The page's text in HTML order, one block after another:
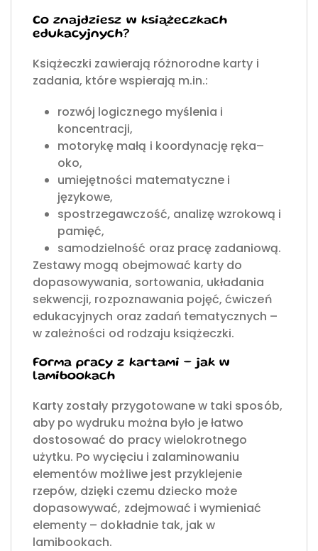
Co znajdziesz w książeczkach
edukacyjnych?
Książeczki zawierają różnorodne karty i
zadania, które wspierają m.in.:
rozwój logicznego myślenia i
koncentracji,
motorykę małą i koordynację ręka–
oko,
umiejętności matematyczne i
językowe,
spostrzegawczość, analizę wzrokową i
pamięć,
samodzielność oraz pracę zadaniową.
Zestawy mogą obejmować karty do
dopasowywania, sortowania, układania
sekwencji, rozpoznawania pojęć, ćwiczeń
edukacyjnych oraz zadań tematycznych –
w zależności od rodzaju książeczki.
Forma pracy z kartami – jak w
lamibookach
Karty zostały przygotowane w taki sposób,
aby po wydruku można było je łatwo
dostosować do pracy wielokrotnego
użytku. Po wycięciu i zalaminowaniu
elementów możliwe jest przyklejenie
rzepów, dzięki czemu dziecko może
dopasowywać, zdejmować i wymieniać
elementy – dokładnie tak, jak w
lamibookach.